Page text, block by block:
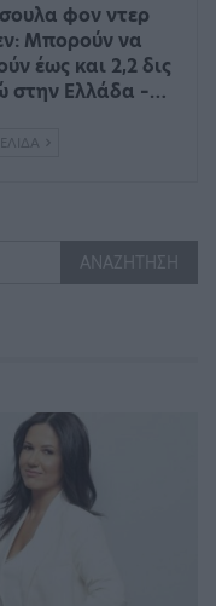
φον ντερ
Μπορούν να
έως και 2,2 δις
στην Ελλάδα –…